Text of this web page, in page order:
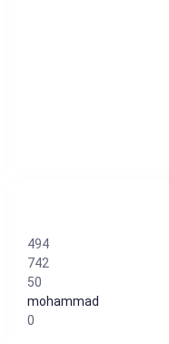
494
742
50
mohammad
0